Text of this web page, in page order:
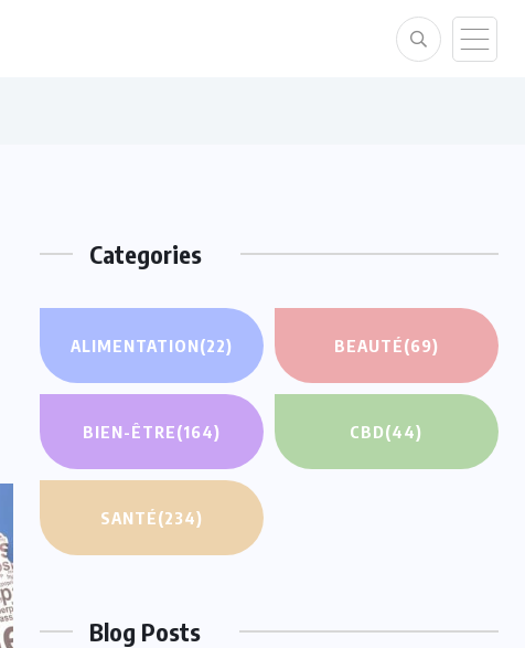
Categories
ALIMENTATION(22) BEAUTÉ(69)
BIEN-ÊTRE(164) CBD(44)
SANTÉ(234)
Blog Posts